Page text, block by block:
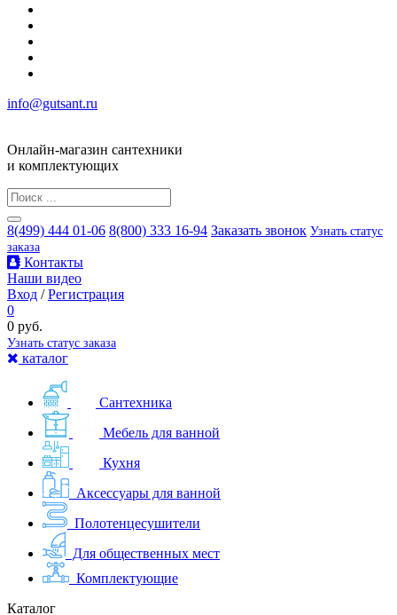
info@gutsant.ru
Онлайн-магазин сантехники
и комплектующих
8(499) 444 01-06 8(800) 333 16-94 Заказать звонок Узнать статус
заказа
Контакты
Наши видео
Вход /Регистрация
0
0 руб.
Узнать статус заказа
каталог
Сантехника
Мебель для ванной
Кухня
Аксессуары для ванной
Полотенцесушители
Для общественных мест
Комплектующие
Каталог